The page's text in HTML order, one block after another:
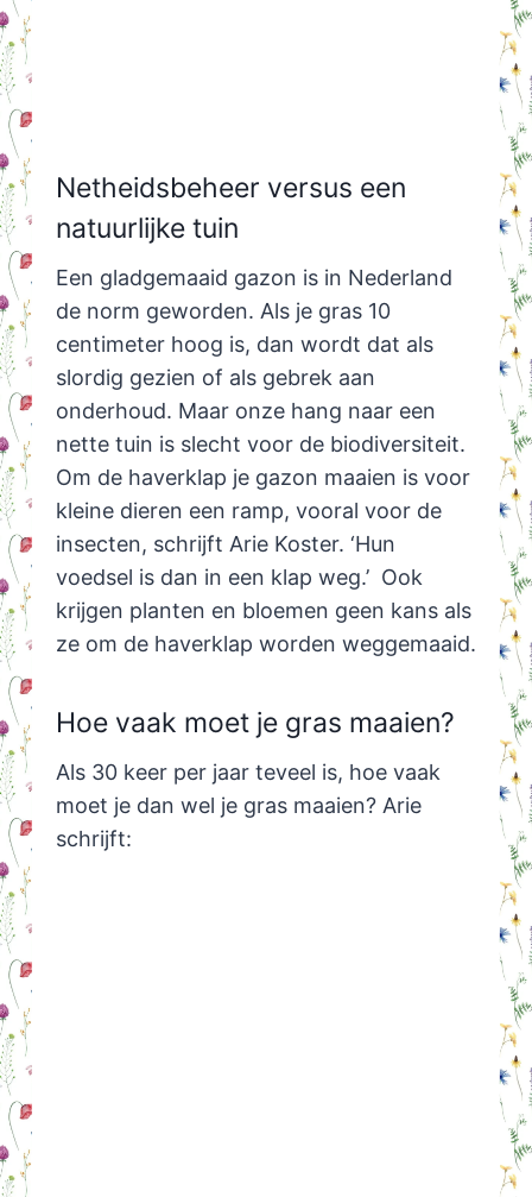
Netheidsbeheer versus een
natuurlijke tuin
Een gladgemaaid gazon is in Nederland
de norm geworden. Als je gras 10
centimeter hoog is, dan wordt dat als
slordig gezien of als gebrek aan
onderhoud. Maar onze hang naar een
nette tuin is slecht voor de biodiversiteit.
Om de haverklap je gazon maaien is voor
kleine dieren een ramp, vooral voor de
insecten, schrijft Arie Koster. ‘Hun
voedsel is dan in een klap weg.’ Ook
krijgen planten en bloemen geen kans als
ze om de haverklap worden weggemaaid.
Hoe vaak moet je gras maaien?
Als 30 keer per jaar teveel is, hoe vaak
moet je dan wel je gras maaien? Arie
schrijft: